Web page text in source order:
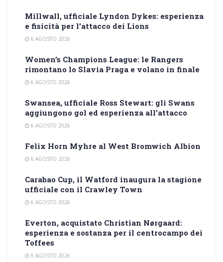
Millwall, ufficiale Lyndon Dykes: esperienza
e fisicità per l’attacco dei Lions
6 AGOSTO 2026
Women’s Champions League: le Rangers
rimontano lo Slavia Praga e volano in finale
6 AGOSTO 2026
Swansea, ufficiale Ross Stewart: gli Swans
aggiungono gol ed esperienza all’attacco
6 AGOSTO 2026
Felix Horn Myhre al West Bromwich Albion
6 AGOSTO 2026
Carabao Cup, il Watford inaugura la stagione
ufficiale con il Crawley Town
6 AGOSTO 2026
Everton, acquistato Christian Nørgaard:
esperienza e sostanza per il centrocampo dei
Toffees
6 AGOSTO 2026